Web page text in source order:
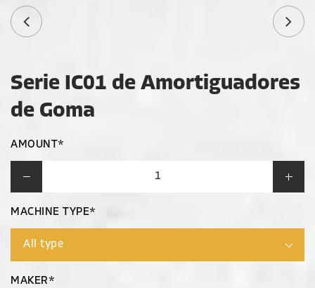
Serie IC01 de Amortiguadores
de Goma
AMOUNT*
MACHINE TYPE*
MAKER*